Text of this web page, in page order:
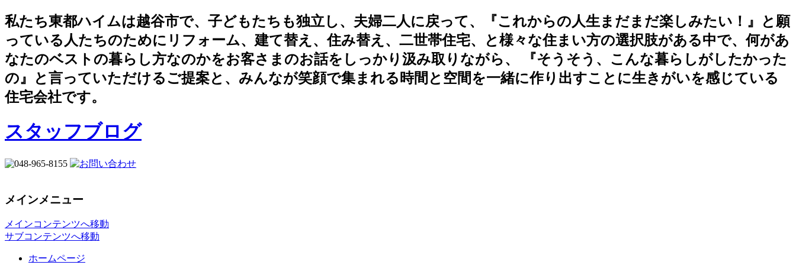
私たち東都ハイムは越谷市で、子どもたちも独立し、夫婦二人に戻って、『これからの人生まだまだ楽しみたい！』と願
っている人たちのためにリフォーム、建て替え、住み替え、二世帯住宅、と様々な住まい方の選択肢がある中で、何があ
なたのベストの暮らし方なのかをお客さまのお話をしっかり汲み取りながら、 『そうそう、こんな暮らしがしたかった
の』と言っていただけるご提案と、みんなが笑顔で集まれる時間と空間を一緒に作り出すことに生きがいを感じている
住宅会社です。
スタッフブログ
メインメニュー
メインコンテンツへ移動
サブコンテンツへ移動
ホームページ